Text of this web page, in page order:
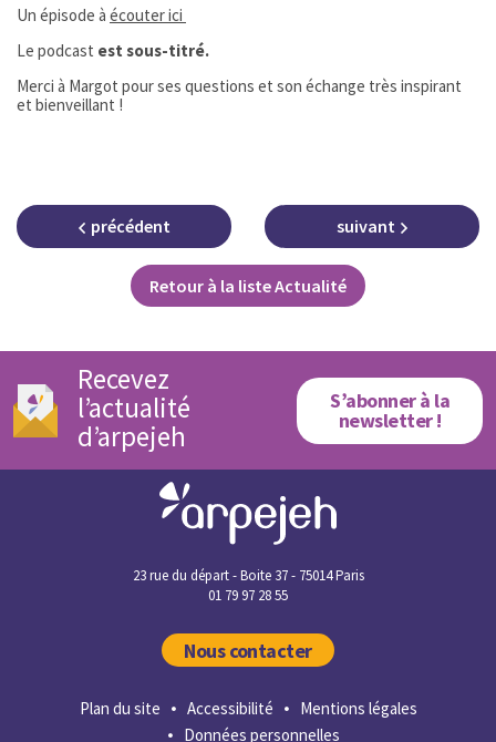
Un épisode à écouter ici
Le podcast est sous-titré.
Merci à Margot pour ses questions et son échange très inspirant
et bienveillant !
précédent
Retour à la liste Actualité
suivant
Recevez
l’actualité
d’arpejeh
S’abonner à la
newsletter !
23 rue du départ - Boite 37 - 75014 Paris
01 79 97 28 55
Nous contacter
Plan du site Accessibilité
Mentions légales
Données personnelles